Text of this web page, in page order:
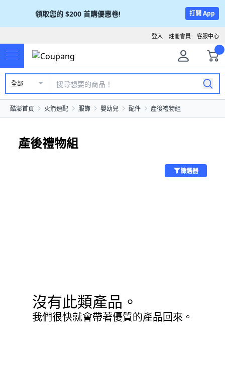
領取您的 $200 首購優惠卷! 打開 App
客服中心
註冊會員
登入
全部
酷澎首頁 火箭速配 服飾 嬰幼兒 配件 產後禮物組
產後禮物組
篩選器
沒有此類產品。
我們很快就會帶著優質的產品回來。